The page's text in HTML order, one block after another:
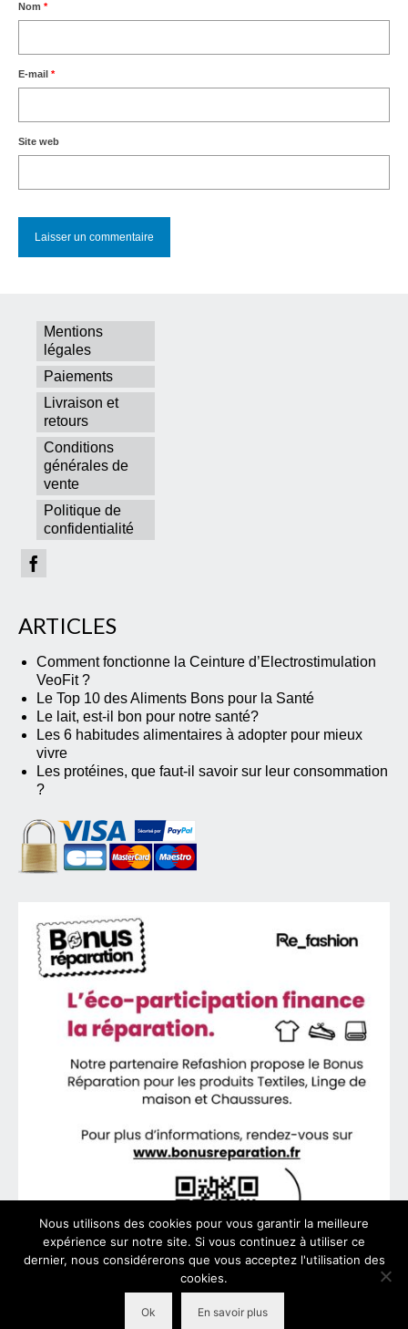
Nom *
E-mail *
Site web
Mentions
légales
Paiements
Livraison et
retours
Conditions
générales de
vente
Politique de
confidentialité
ARTICLES
Comment fonctionne la Ceinture d’Electrostimulation
VeoFit ?
Le Top 10 des Aliments Bons pour la Santé
Le lait, est-il bon pour notre santé?
Les 6 habitudes alimentaires à adopter pour mieux
vivre
Les protéines, que faut-il savoir sur leur consommation
?
© 2026 VeoFit - WordPress Theme by Kadence WP
Nous utilisons des cookies pour vous garantir la meilleure
expérience sur notre site. Si vous continuez à utiliser ce
dernier, nous considérerons que vous acceptez l'utilisation des
cookies.
Ok En savoir plus